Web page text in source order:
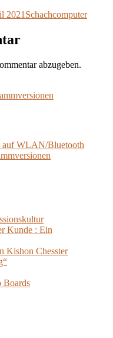
2021 Schachcomputer
abzugeben.
auf WLAN/Bluetooth
Kunde : Ein
Kishon Chesster
Boards